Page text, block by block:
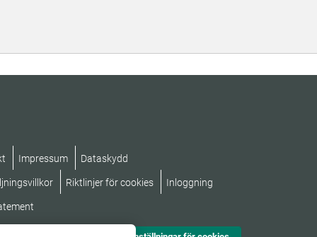
Impressum Dataskydd
Riktlinjer för cookies Inloggning